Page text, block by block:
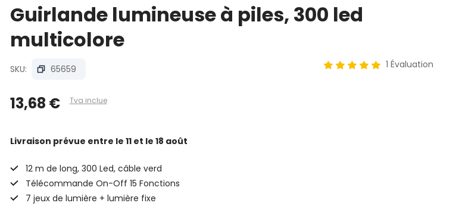
Guirlande lumineuse à piles, 300 led
multicolore
SKU: 65659 1 Évaluation
13,68 € Tva inclue
Livraison prévue entre le 11 et le 18 août
12 m de long, 300 Led, câble verd
Télécommande On-Off 15 Fonctions
7 jeux de lumière + lumière fixe